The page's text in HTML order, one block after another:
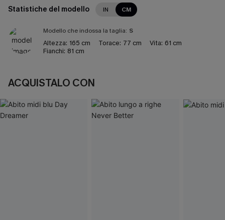
Statistiche del modello IN CM
Modello che indossa la taglia: S
Altezza: 165 cm Torace: 77 cm Vita: 61 cm
Fianchi: 81 cm
ACQUISTALO CON